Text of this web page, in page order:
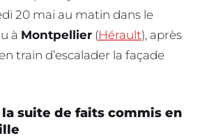
20 mai au matin dans le
à Montpellier (Hérault), après
train d’escalader la façade
suite de faits commis en